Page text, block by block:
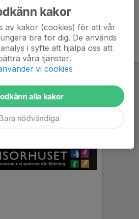
kakor
av kakor (cookies) för att vår
bra för dig. De används
i syfte att hjälpa oss att
våra tjänster.
vi cookies
alla kakor
nödvändiga